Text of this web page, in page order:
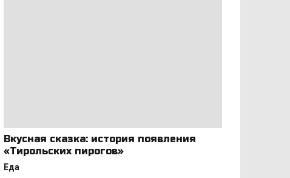
Вкусная сказка: история появления
«Тирольских пирогов»
Еда